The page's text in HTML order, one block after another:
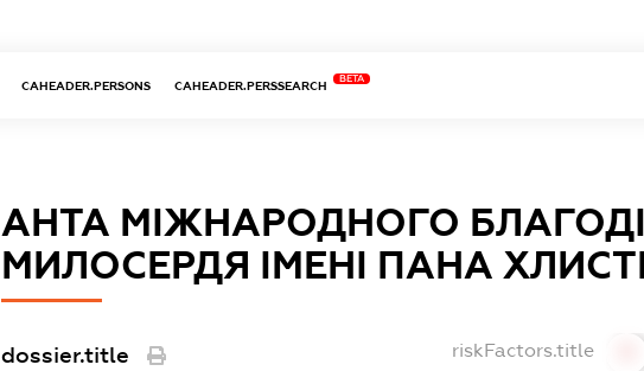
CAHEADER.PERSONS CAHEADER.PERSSEARCH
BETA
АНТА МІЖНАРОДНОГО
МИЛОСЕРДЯ ІМЕНІ ПАНА
dossier.title riskFactors.title